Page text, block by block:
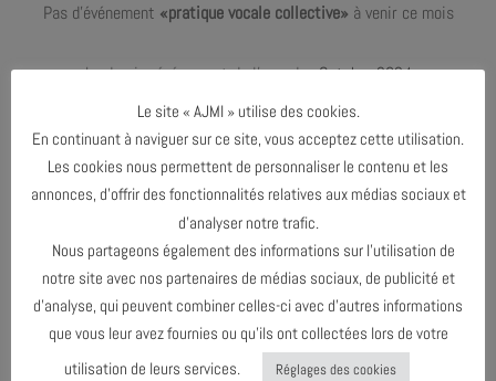
Pas d'événement «pratique vocale collective» à venir ce mois
Le dernier événement de l'agenda :Octobre 2024
JUIN 2024
Le site « AJMI » utilise des cookies.
En continuant à naviguer sur ce site, vous acceptez cette utilisation.
Les cookies nous permettent de personnaliser le contenu et les
annonces, d’offrir des fonctionnalités relatives aux médias sociaux et
d’analyser notre trafic.
Nous partageons également des informations sur l’utilisation de
notre site avec nos partenaires de médias sociaux, de publicité et
d’analyse, qui peuvent combiner celles-ci avec d’autres informations
que vous leur avez fournies ou qu’ils ont collectées lors de votre
utilisation de leurs services.
Réglages des cookies